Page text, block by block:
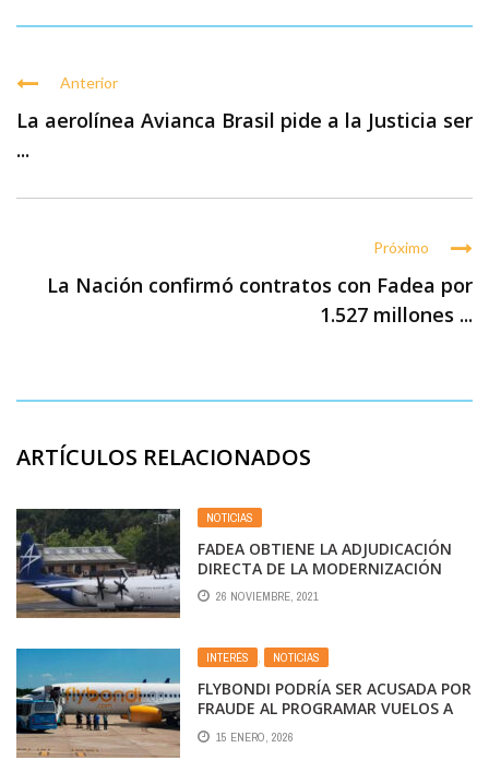
Anterior
La aerolínea Avianca Brasil pide a la Justicia ser
...
Próximo
La Nación confirmó contratos con Fadea por
1.527 millones ...
ARTÍCULOS RELACIONADOS
NOTICIAS
FADEA OBTIENE LA ADJUDICACIÓN
DIRECTA DE LA MODERNIZACIÓN
DEL LOCKHEED MARTIN L-100 DE LA
FUERZA AÉREA ARGENTINA
26 NOVIEMBRE, 2021
INTERÉS , NOTICIAS
FLYBONDI PODRÍA SER ACUSADA POR
FRAUDE AL PROGRAMAR VUELOS A
CONCIENCIA QUE NO IBA A PODER
REALIZARLOS
15 ENERO, 2026